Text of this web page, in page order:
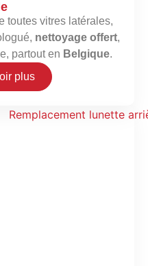
toutes vitres latérales,
nettoyage offert,
partout en Belgique.
plus